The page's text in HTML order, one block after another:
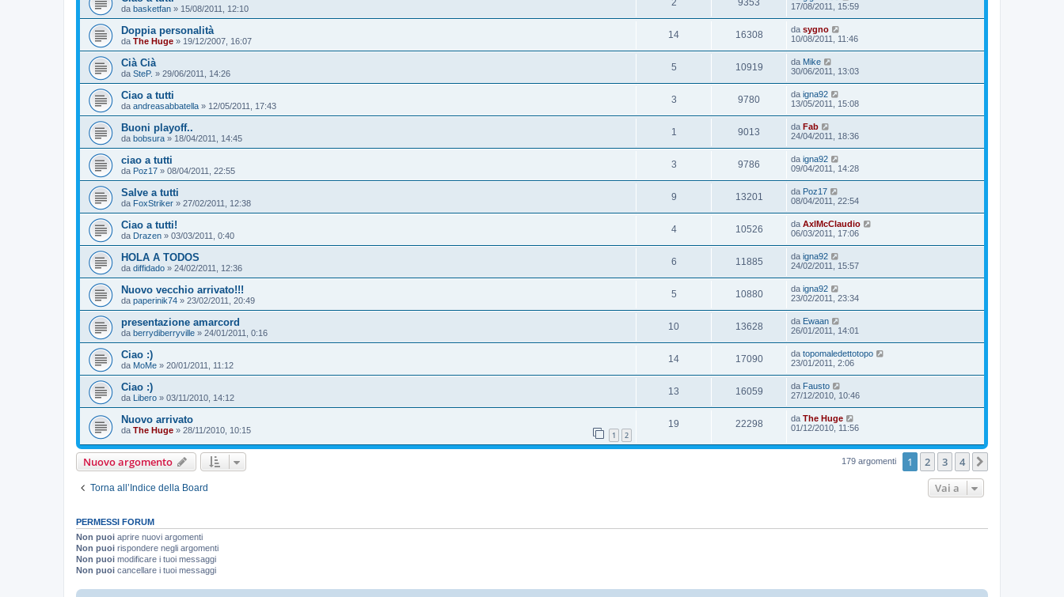
da basketfan » 15/08/2011, 12:10
2 9353
17/08/2011, 15:59
Doppia personalità
da The Huge » 19/12/2007, 16:07
14 16308 da sygno
10/08/2011, 11:46
Cià Cià
da SteP. » 29/06/2011, 14:26
5 10919 da Mike
30/06/2011, 13:03
Ciao a tutti
da andreasabbatella » 12/05/2011, 17:43
3 9780 da igna92
13/05/2011, 15:08
Buoni playoff..
da bobsura » 18/04/2011, 14:45
1 9013 da Fab
24/04/2011, 18:36
ciao a tutti
da Poz17 » 08/04/2011, 22:55
3 9786 da igna92
09/04/2011, 14:28
Salve a tutti
da FoxStriker » 27/02/2011, 12:38
9 13201 da Poz17
08/04/2011, 22:54
Ciao a tutti!
da Drazen » 03/03/2011, 0:40
4 10526 da AxlMcClaudio
06/03/2011, 17:06
HOLA A TODOS
da diffidado » 24/02/2011, 12:36
6 11885 da igna92
24/02/2011, 15:57
Nuovo vecchio arrivato!!!
da paperinik74 » 23/02/2011, 20:49
5 10880 da igna92
23/02/2011, 23:34
presentazione amarcord
da berrydiberryville » 24/01/2011, 0:16
10 13628 da Ewaan
26/01/2011, 14:01
Ciao :)
da MoMe » 20/01/2011, 11:12
14 17090 da topomaledettotopo
23/01/2011, 2:06
Ciao :)
da Libero » 03/11/2010, 14:12
13 16059 da Fausto
27/12/2010, 10:46
Nuovo arrivato
da The Huge » 28/11/2010, 10:15 1 2
19 22298 da The Huge
01/12/2010, 11:56
Nuovo argomento 179 argomenti 1 2 3 4
Torna all’Indice della Board Vai a
PERMESSI FORUM
Non puoi aprire nuovi argomenti
Non puoi rispondere negli argomenti
Non puoi modificare i tuoi messaggi
Non puoi cancellare i tuoi messaggi